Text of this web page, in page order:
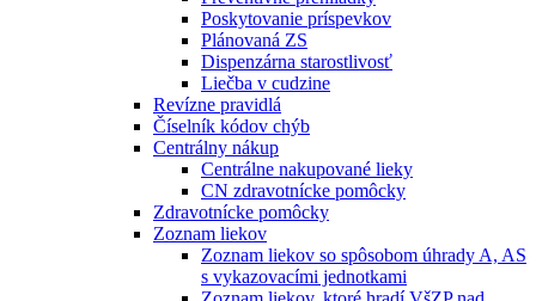
Poskytovanie príspevkov
Plánovaná ZS
Dispenzárna starostlivosť
Liečba v cudzine
Revízne pravidlá
Číselník kódov chýb
Centrálny nákup
Centrálne nakupované lieky
CN zdravotnícke pomôcky
Zdravotnícke pomôcky
Zoznam liekov
Zoznam liekov so spôsobom úhrady A, AS
s vykazovacími jednotkami